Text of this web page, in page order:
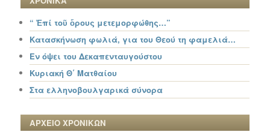
“ Ἐπί τοῦ ὄρους μετεμορφώθης…”
Κατασκήνωση φωλιά, για του Θεού τη φαμελιά…
Εν όψει του Δεκαπενταυγούστου
Κυριακή Θ΄ Ματθαίου
Στα ελληνοβουλγαρικά σύνορα
ΑΡΧΕΙΟ ΧΡΟΝΙΚΩΝ